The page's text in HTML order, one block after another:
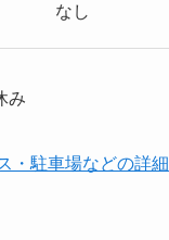
なし
み
・駐車場などの詳細